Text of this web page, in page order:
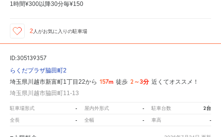
1時間¥300以降30分毎¥150
2 人がお気に入りの駐車場
ID:305139357
らくだプラザ脇田町2
埼玉県川越市新富町1丁目22から 157m 徒歩 2～3分 近くてオススメ！
埼玉県川越市脇田町11-13
駐車場形式 - 屋内外形式 - 駐車台数 2台
全長 - 全幅 - 車高 -